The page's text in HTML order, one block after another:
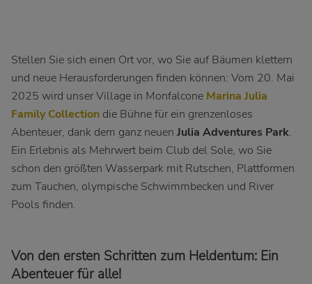
Stellen Sie sich einen Ort vor, wo Sie auf Bäumen klettern
und neue Herausforderungen finden können: Vom 20. Mai
2025 wird unser Village in Monfalcone Marina Julia
Family Collection die Bühne für ein grenzenloses
Abenteuer, dank dem ganz neuen Julia Adventures Park.
Ein Erlebnis als Mehrwert beim Club del Sole, wo Sie
schon den größten Wasserpark mit Rutschen, Plattformen
zum Tauchen, olympische Schwimmbecken und River
Pools finden.
Von den ersten Schritten zum Heldentum: Ein
Abenteuer für alle!